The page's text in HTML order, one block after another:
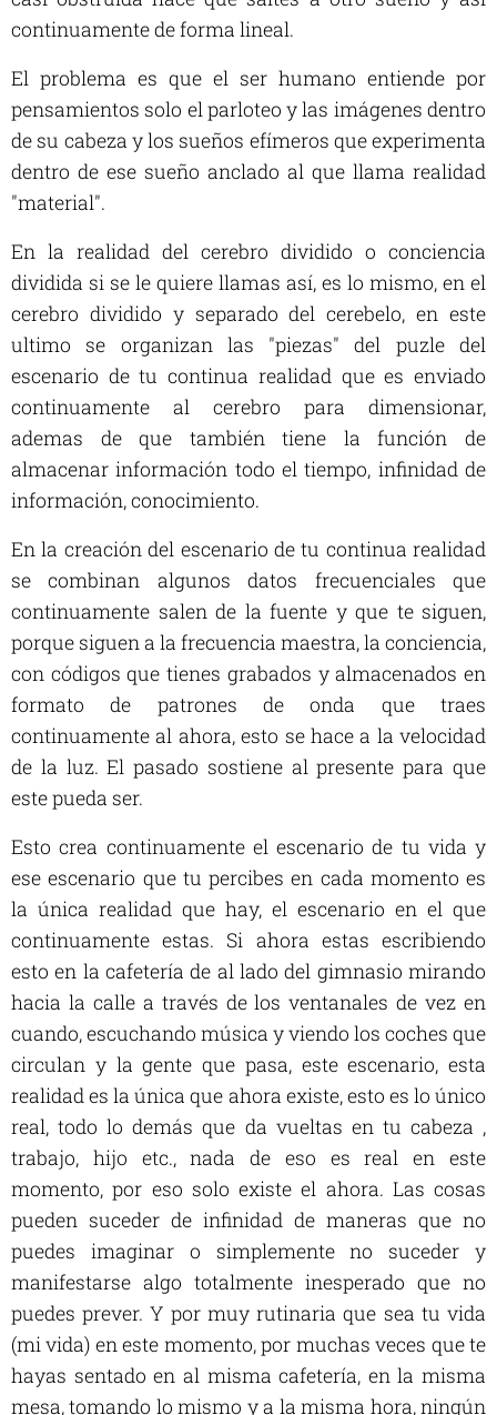
continuamente de forma lineal.
El problema es que el ser humano entiende por
pensamientos solo el parloteo y las imágenes dentro
de su cabeza y los sueños efímeros que experimenta
dentro de ese sueño anclado al que llama realidad
"material".
En la realidad del cerebro dividido o conciencia
dividida si se le quiere llamas así, es lo mismo, en el
cerebro dividido y separado del cerebelo, en este
ultimo se organizan las "piezas" del puzle del
escenario de tu continua realidad que es enviado
continuamente al cerebro para dimensionar,
ademas de que también tiene la función de
almacenar información todo el tiempo, infinidad de
información, conocimiento.
En la creación del escenario de tu continua realidad
se combinan algunos datos frecuenciales que
continuamente salen de la fuente y que te siguen,
porque siguen a la frecuencia maestra, la conciencia,
con códigos que tienes grabados y almacenados en
formato de patrones de onda que traes
continuamente al ahora, esto se hace a la velocidad
de la luz. El pasado sostiene al presente para que
este pueda ser.
Esto crea continuamente el escenario de tu vida y
ese escenario que tu percibes en cada momento es
la única realidad que hay, el escenario en el que
continuamente estas. Si ahora estas escribiendo
esto en la cafetería de al lado del gimnasio mirando
hacia la calle a través de los ventanales de vez en
cuando, escuchando música y viendo los coches que
circulan y la gente que pasa, este escenario, esta
realidad es la única que ahora existe, esto es lo único
real, todo lo demás que da vueltas en tu cabeza ,
trabajo, hijo etc., nada de eso es real en este
momento, por eso solo existe el ahora. Las cosas
pueden suceder de infinidad de maneras que no
puedes imaginar o simplemente no suceder y
manifestarse algo totalmente inesperado que no
puedes prever. Y por muy rutinaria que sea tu vida
(mi vida) en este momento, por muchas veces que te
hayas sentado en al misma cafetería, en la misma
mesa, tomando lo mismo y a la misma hora, ningún